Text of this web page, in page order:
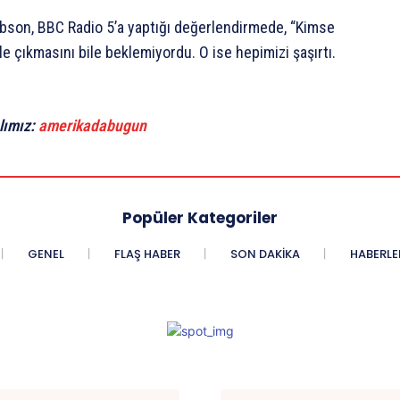
BBC Radio 5’a yaptığı değerlendirmede, “Kimse
çıkmasını bile beklemiyordu. O ise hepimizi şaşırtı.
amerikadabugun
Popüler Kategoriler
GENEL FLAŞ HABER SON DAKIKA